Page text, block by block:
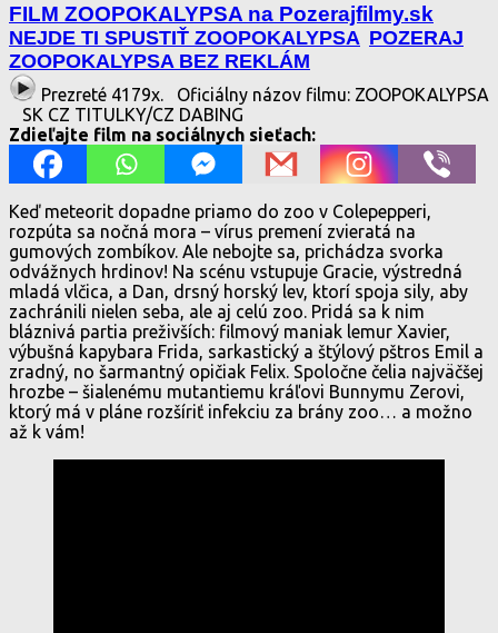
FILM ZOOPOKALYPSA na Pozerajfilmy.sk
NEJDE TI SPUSTIŤ ZOOPOKALYPSA POZERAJ
ZOOPOKALYPSA BEZ REKLÁM
Prezreté 4179x.
Oficiálny názov filmu: ZOOPOKALYPSA
SK CZ TITULKY/CZ DABING
Zdieľajte film na sociálnych sieťach:
Keď meteorit dopadne priamo do zoo v Colepepperi,
rozpúta sa nočná mora – vírus premení zvieratá na
gumových zombíkov. Ale nebojte sa, prichádza svorka
odvážnych hrdinov! Na scénu vstupuje Gracie, výstredná
mladá vlčica, a Dan, drsný horský lev, ktorí spoja sily, aby
zachránili nielen seba, ale aj celú zoo. Pridá sa k nim
bláznivá partia preživších: filmový maniak lemur Xavier,
výbušná kapybara Frida, sarkastický a štýlový pštros Emil a
zradný, no šarmantný opičiak Felix. Spoločne čelia najväčšej
hrozbe – šialenému mutantiemu kráľovi Bunnymu Zerovi,
ktorý má v pláne rozšíriť infekciu za brány zoo… a možno
až k vám!